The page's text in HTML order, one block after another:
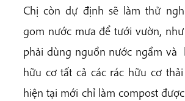
Chị còn dự định sẽ làm thử
gom nước mưa để tưới vườn,
phải dùng nguồn nước ngầm và
hữu cơ tất cả các rác hữu cơ
hiện tại mới chỉ làm compost